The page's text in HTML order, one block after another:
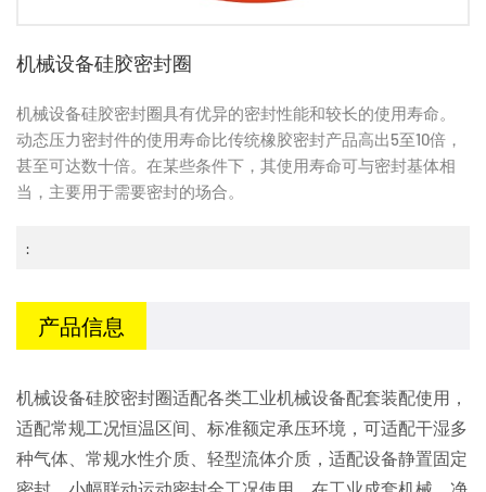
机械设备硅胶密封圈
机械设备硅胶密封圈具有优异的密封性能和较长的使用寿命。
动态压力密封件的使用寿命比传统橡胶密封产品高出5至10倍，
甚至可达数十倍。在某些条件下，其使用寿命可与密封基体相
当，主要用于需要密封的场合。
:
产品信息
机械设备硅胶密封圈适配各类工业机械设备配套装配使用，
适配常规工况恒温区间、标准额定承压环境，可适配干湿多
种气体、常规水性介质、轻型流体介质，适配设备静置固定